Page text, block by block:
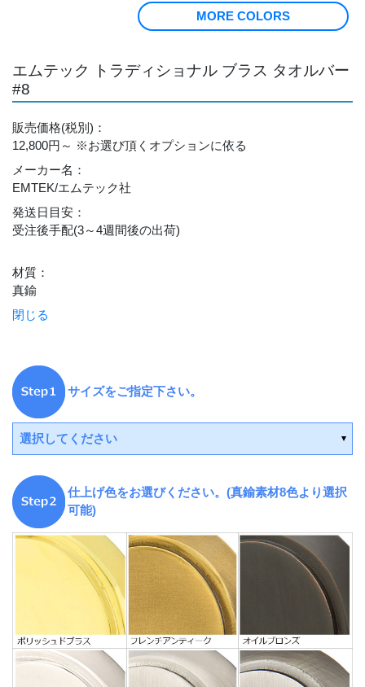
MORE COLORS
エムテック トラディショナル ブラス タオルバー
#8
販売価格(税別) ：
12,800円～ ※お選び頂くオプションに依る
メーカー名 ：
EMTEK/エムテック社
発送日目安 ：
受注後手配(3～4週間後の出荷)
材質 ：
真鍮
閉じる
サイズをご指定下さい。
選択してください
仕上げ色をお選びください。(真鍮素材8色より選択
可能)